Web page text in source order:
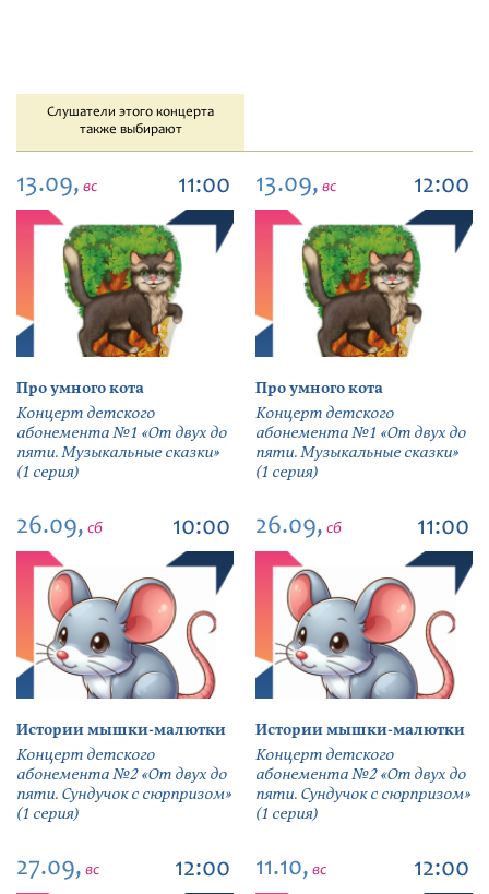
Слушатели этого концерта
также выбирают
13.09, вс 11:00
Про умного кота
Концерт детского
абонемента №1 «От двух до
пяти. Музыкальные сказки»
(1 серия)
13.09, вс 12:00
Про умного кота
Концерт детского
абонемента №1 «От двух до
пяти. Музыкальные сказки»
(1 серия)
26.09, сб 10:00
Истории мышки-малютки
Концерт детского
абонемента №2 «От двух до
пяти. Сундучок с сюрпризом»
(1 серия)
26.09, сб 11:00
Истории мышки-малютки
Концерт детского
абонемента №2 «От двух до
пяти. Сундучок с сюрпризом»
(1 серия)
27.09, вс 12:00 11.10, вс 12:00